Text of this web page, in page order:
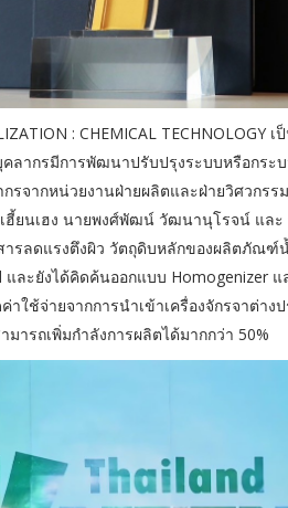
: CHEMICAL TECHNOLOGY
ลากรมีการพัฒนาปรับปรุงระบบหรือกระ
รจากหน่วยงานฝ่ายผลิตและฝ่ายวิศวกร
ยนเฮง นายพงศ์พัฒน์ วัฒนานุโรจน์ แล
รลดแรงตึงผิว วัตถุดิบหลักของผลิตภัณฑ์
ละยังได้คิดค้นออกแบบ Homogenizer
ใช้จ่ายจากการนำเข้าเครื่องจักรจาต่าง
มารถเพิ่มกำลังการผลิตได้มากกว่า 50%